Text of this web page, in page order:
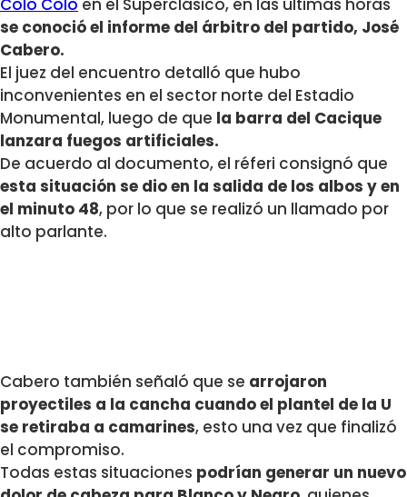
se conoció el informe del árbitro del partido, José
Cabero.
El juez del encuentro detalló que hubo
inconvenientes en el sector norte del Estadio
Monumental, luego de que la barra del Cacique
lanzara fuegos artificiales.
De acuerdo al documento, el réferi consignó que
esta situación se dio en la salida de los albos y en
el minuto 48, por lo que se realizó un llamado por
alto parlante.
Cabero también señaló que se arrojaron
proyectiles a la cancha cuando el plantel de la U
se retiraba a camarines, esto una vez que finalizó
el compromiso.
Todas estas situaciones podrían generar un nuevo